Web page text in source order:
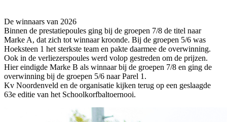
De winnaars van 2026
Binnen de prestatiepoules ging bij de groepen 7/8 de titel naar
Marke A, dat zich tot winnaar kroonde. Bij de groepen 5/6 was
Hoeksteen 1 het sterkste team en pakte daarmee de overwinning.
Ook in de verliezerspoules werd volop gestreden om de prijzen.
Hier eindigde Marke B als winnaar bij de groepen 7/8 en ging de
overwinning bij de groepen 5/6 naar Parel 1.
Kv Noordenveld en de organisatie kijken terug op een geslaagde
63e editie van het Schoolkorfbaltoernooi.